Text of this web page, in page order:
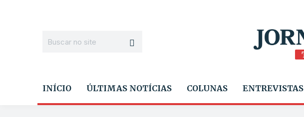
INÍCIO ÚLTIMAS NOTÍCIAS COLUNAS ENTREVISTAS